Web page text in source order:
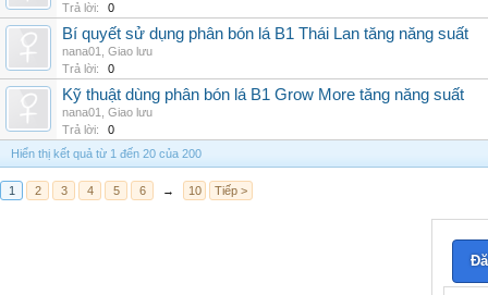
Trả lời:
0
Bí quyết sử dụng phân bón lá B1 Thái Lan tăng năng suất
nana01
Giao lưu
Trả lời:
0
Kỹ thuật dùng phân bón lá B1 Grow More tăng năng suất
nana01
Giao lưu
Trả lời:
0
Hiển thị kết quả từ 1 đến 20 của 200
1 2 3 4 5 6 → 10 Tiếp >